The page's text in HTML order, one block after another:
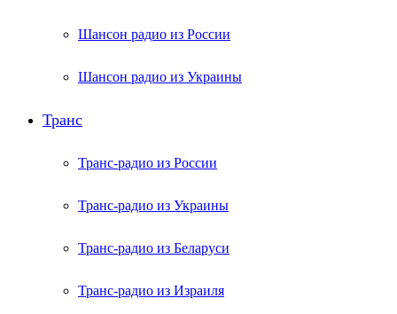
Шансон радио из России
Шансон радио из Украины
Транс
Транс-радио из России
Транс-радио из Украины
Транс-радио из Беларуси
Транс-радио из Израиля